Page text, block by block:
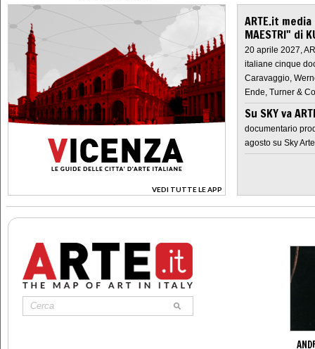
VEDI TUTTE LE APP
>
ARTE.it
MAESTRI" di
20 aprile 2027,
italiane cinque
Caravaggio,
Ende, Turner &
Su SKY va
documentario
agosto su Sky Arte